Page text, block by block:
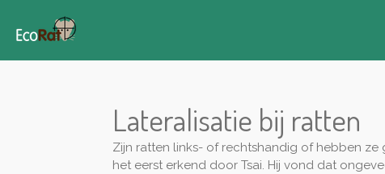
direct
Lateralisatie bij ratten
Zijn ratten links- of rechtshandig of hebben
het eerst erkend door Tsai. Hij vond dat